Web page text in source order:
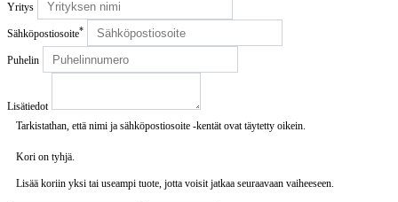
Yritys
Sähköpostiosoite*
Puhelin
Lisätiedot
Tarkistathan, että nimi ja sähköpostiosoite -kentät ovat täytetty oikein.
Kori on tyhjä.
Lisää koriin yksi tai useampi tuote, jotta voisit jatkaa seuraavaan vaiheeseen.